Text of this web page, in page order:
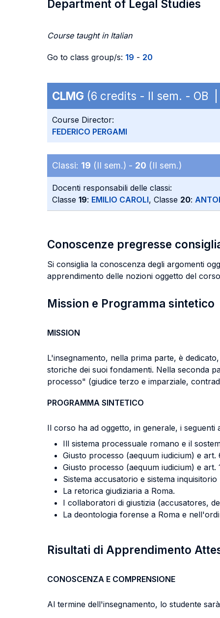
Department of Legal Studies
Course taught in Italian
Go to class group/s: 19 - 20
CLMG (6 credits - II sem. - OB
Course Director:
FEDERICO PERGAMI
Classi: 19 (II sem.) - 20 (II sem.)
Docenti responsabili delle classi:
Classe 19: EMILIO CAROLI, Classe 20:
Conoscenze pregresse
Si consiglia la conoscenza degli argomenti
apprendimento delle nozioni oggetto del
Mission e Programma sintetico
MISSION
L'insegnamento, nella prima parte, è
storiche dei suoi fondamenti. Nella seconda
processo" (giudice terzo e imparziale,
PROGRAMMA SINTETICO
Il corso ha ad oggetto, in generale, i seguenti
Ill sistema processuale romano e il
Giusto processo (aequum iudicium) e art.
Giusto processo (aequum iudicium) e art.
Sistema accusatorio e sistema
La retorica giudiziaria a Roma.
I collaboratori di giustizia (accusatores,
La deontologia forense a Roma e
Risultati di Apprendimento
CONOSCENZA E COMPRENSIONE
Al termine dell'insegnamento, lo studente